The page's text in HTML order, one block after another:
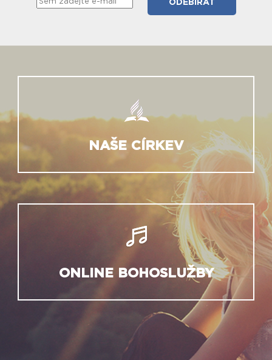
NAŠE CÍRKEV
ONLINE BOHOSLUŽBY